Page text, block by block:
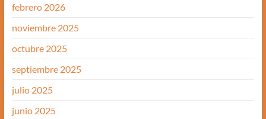
febrero 2026
noviembre 2025
octubre 2025
septiembre 2025
julio 2025
junio 2025